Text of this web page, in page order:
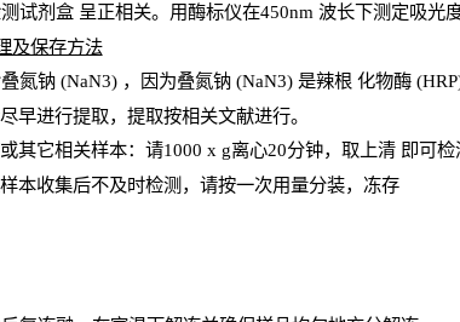
试剂盒呈正相关。用酶标仪在450nm 波长下测定吸光
及保存方法
氮钠(NaN3) ，因为叠氮钠 (NaN3) 是辣根 化物酶(HRP
早进行提取，提取按相关文献进行。
其它相关样本：请1000 x g离心20分钟，取上清 即可检
本收集后不及时检测，请按一次用量分装，冻存